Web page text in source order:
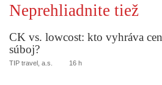
Neprehliadnite tiež
CK vs. lowcost: kto vyhráva
súboj?
TIP travel, a.s. 16 h